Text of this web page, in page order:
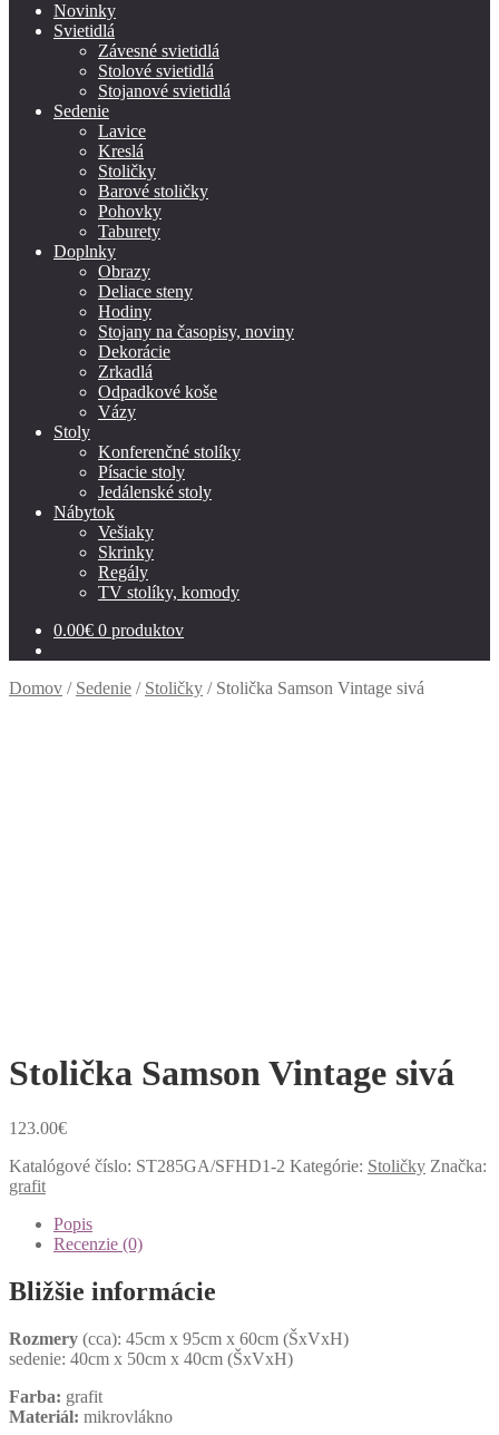
Novinky
Svietidlá
Závesné svietidlá
Stolové svietidlá
Stojanové svietidlá
Sedenie
Lavice
Kreslá
Stoličky
Barové stoličky
Pohovky
Taburety
Doplnky
Obrazy
Deliace steny
Hodiny
Stojany na časopisy, noviny
Dekorácie
Zrkadlá
Odpadkové koše
Vázy
Stoly
Konferenčné stolíky
Písacie stoly
Jedálenské stoly
Nábytok
Vešiaky
Skrinky
Regály
TV stolíky, komody
0.00€ 0 produktov
Domov / Sedenie / Stoličky / Stolička Samson Vintage sivá
Stolička Samson Vintage sivá
123.00€
Katalógové číslo: ST285GA/SFHD1-2 Kategórie: Stoličky Značka:
grafit
Popis
Recenzie (0)
Bližšie informácie
Rozmery (cca): 45cm x 95cm x 60cm (ŠxVxH)
sedenie: 40cm x 50cm x 40cm (ŠxVxH)
Farba: grafit
Materiál: mikrovlákno